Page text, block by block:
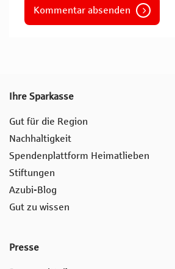
Kommentar absenden
Ihre Sparkasse
Gut für die Region
Nachhaltigkeit
Spendenplattform Heimatlieben
Stiftungen
Azubi-Blog
Gut zu wissen
Presse